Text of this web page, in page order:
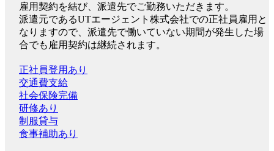
雇用契約を結び、派遣先でご勤務いただきます。
派遣元であるUTエージェント株式会社での正社員雇用と
なりますので、派遣先で働いていない期間が発生した場
合でも雇用契約は継続されます。
正社員登用あり
交通費支給
社会保険完備
研修あり
制服貸与
食事補助あり